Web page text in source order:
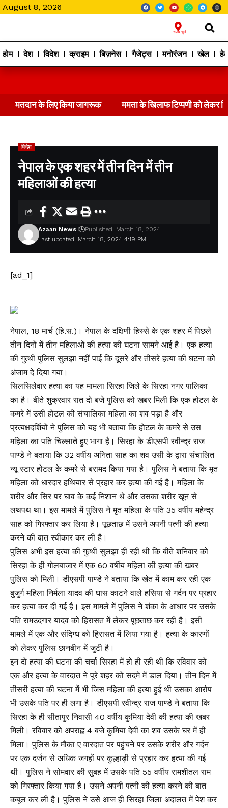
August 8, 2026
राज्य चुने
होम देश विदेश क्राइम बिज़नेस गैजेट्स मनोरंजन खेल
मतदान के लिए किया जागरूक ममता के खिलाफ टिप्पणी को लेकर
विदेश
नेपाल के एक शहर में तीन दिन में तीन
महिलाओं की हत्या
Last updated: March 18, 2024 4:19 PM
Azaan News Published: March 18, 2024
[ad_1]
नेपाल, 18 मार्च (हि.स.)। नेपाल के दक्षिणी हिस्से के एक शहर में पिछले
तीन दिनों में तीन महिलाओं की हत्या की घटना सामने आई है। एक हत्या
की गुत्थी पुलिस सुलझा नहीं पाई कि दूसरे और तीसरे हत्या की घटना को
अंजाम दे दिया गया।
सिलसिलेवार हत्या का यह मामला सिरहा जिले के सिरहा नगर पालिका
का है। बीते शुक्रवार रात दो बजे पुलिस को खबर मिली कि एक होटल के
कमरे में उसी होटल की संचालिका महिला का शव पड़ा है और
प्रत्यक्षदर्शियों ने पुलिस को यह भी बताया कि होटल के कमरे से उस
महिला का पति चिल्लाते हुए भागा है। सिरहा के डीएसपी रवीन्द्र राज
पाण्डे ने बताया कि 32 वर्षीय अनिता साह का शव उसी के द्वारा संचालित
न्यू स्टार होटल के कमरे से बरामद किया गया है। पुलिस ने बताया कि मृत
महिला को धारदार हथियार से प्रहार कर हत्या की गई है। महिला के
शरीर और सिर पर घाव के कई निशान थे और उसका शरीर खून से
लथपथ था। इस मामले में पुलिस ने मृत महिला के पति 35 वर्षीय महेन्द्र
साह को गिरफ्तार कर लिया है। पूछताछ में उसने अपनी पत्नी की हत्या
करने की बात स्वीकार कर ली है।
पुलिस अभी इस हत्या की गुत्थी सुलझा ही रही थी कि बीते शनिवार को
सिरहा के ही गोलबाजार में एक 60 वर्षीय महिला की हत्या की खबर
पुलिस को मिली। डीएसपी पाण्डे ने बताया कि खेत में काम कर रही एक
बुजुर्ग महिला निर्मला यादव की घास काटने वाले हसिया से गर्दन पर प्रहार
कर हत्या कर दी गई है। इस मामले में पुलिस ने शंका के आधार पर उसके
पति रामउदगार यादव को हिरासत में लेकर पूछताछ कर रही है। इसी
मामले में एक और संदिग्ध को हिरासत में लिया गया है। हत्या के कारणों
को लेकर पुलिस छानबीन में जुटी है।
इन दो हत्या की घटना की चर्चा सिरहा में हो ही रही थी कि रविवार को
एक और हत्या के वारदात ने पूरे शहर को सदमे में डाल दिया। तीन दिन में
तीसरी हत्या की घटना में भी जिस महिला की हत्या हुई थी उसका आरोप
भी उसके पति पर ही लगा है। डीएसपी रवीन्द्र राज पाण्डे ने बताया कि
सिरहा के ही सीतापुर निवासी 40 वर्षीय कुमिया देवी की हत्या की खबर
मिली। रविवार को अपराह्न 4 बजे कुमिया देवी का शव उसके घर में ही
मिला। पुलिस के मौका ए वारदात पर पहुंचने पर उसके शरीर और गर्दन
पर एक दर्जन से अधिक जगहों पर कुल्हाड़ी से प्रहार कर हत्या की गई
थी। पुलिस ने सोमवार की सुबह में उसके पति 55 वर्षीय रामशीतल राम
को गिरफ्तार किया गया है। उसने अपनी पत्नी की हत्या करने की बात
कबूल कर ली है। पुलिस ने उसे आज ही सिरहा जिला अदालत में पेश कर